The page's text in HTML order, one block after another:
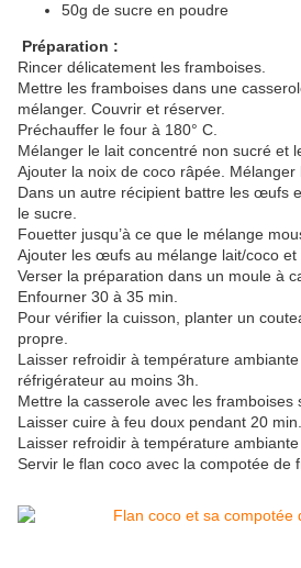
50g de sucre en poudre
Préparation :
Rincer délicatement les framboises.
Mettre les framboises dans une
mélanger. Couvrir et réserver.
Préchauffer le four à 180° C.
Mélanger le lait concentré non sucré et
Ajouter la noix de coco râpée. Mélanger
Dans un autre récipient battre les œufs
le sucre.
Fouetter jusqu’à ce que le mélange
Ajouter les œufs au mélange lait/coco et
Verser la préparation dans un moule à
Enfourner 30 à 35 min.
Pour vérifier la cuisson, planter un
propre.
Laisser refroidir à température
réfrigérateur au moins 3h.
Mettre la casserole avec les framboises
Laisser cuire à feu doux pendant 20 min.
Laisser refroidir à température
Servir le flan coco avec la compotée de